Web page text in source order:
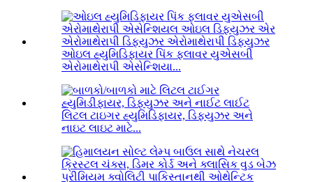
ઓઇલ હ્યુમિડિફાયર પિંક ફ્લાવર યુએસબી
એરોમાથેરાપી એસેન્શિયા...
લિટલ ટાઇગર હ્યુમિડિફાયર, ડિફ્યુઝર અને
નાઇટ લાઇટ માટે...